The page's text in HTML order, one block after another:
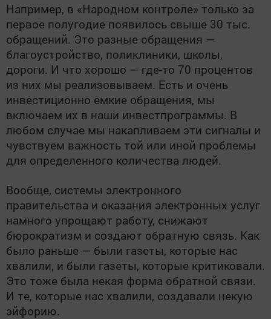
Например, в «Народном контроле» только за
первое полугодие появилось свыше 30 тыс.
обращений. Это разные обращения —
благоустройство, поликлиники, школы,
дороги. И что хорошо — где-то 70 процентов
из них мы реализовываем. Есть и очень
инвестиционно емкие обращения, мы
включаем их в наши инвестпрограммы. В
любом случае мы накапливаем эти сигналы и
чувствуем важность той или иной проблемы
для определенного количества людей.
Вообще, системы электронного
правительства и оказания электронных услуг
намного упрощают работу, снижают
бюрократизм и создают обратную связь. Как
было раньше — были газеты, которые нас
хвалили, и были газеты, которые критиковали.
Это тоже была некая форма обратной связи.
И те, которые нас хвалили, создавали некую
эйфорию.